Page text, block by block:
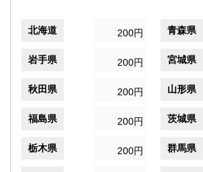
北海道 200円 青森県
岩手県 200円 宮城県
秋田県 200円 山形県
福島県 200円 茨城県
栃木県 200円 群馬県